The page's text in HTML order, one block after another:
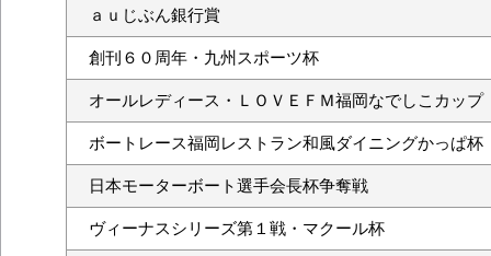
ａｕじぶん銀行賞
創刊６０周年・九州スポーツ杯
オールレディース・ＬＯＶＥＦＭ福岡なでしこカップ
ボートレース福岡レストラン和風ダイニングかっぱ杯
日本モーターボート選手会長杯争奪戦
ヴィーナスシリーズ第１戦・マクール杯